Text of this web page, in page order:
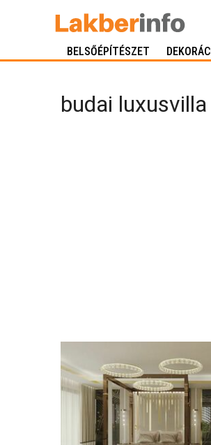
BELSŐÉPÍTÉSZET
budai luxusvilla